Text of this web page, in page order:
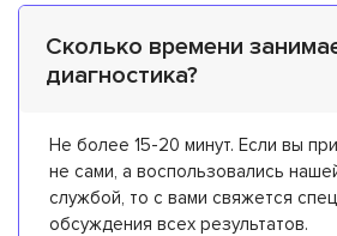
Сколько времени
диагностика?
Не более 15-20 минут. Если вы
не сами, а воспользовались
службой, то с вами свяжется
обсуждения всех результатов.